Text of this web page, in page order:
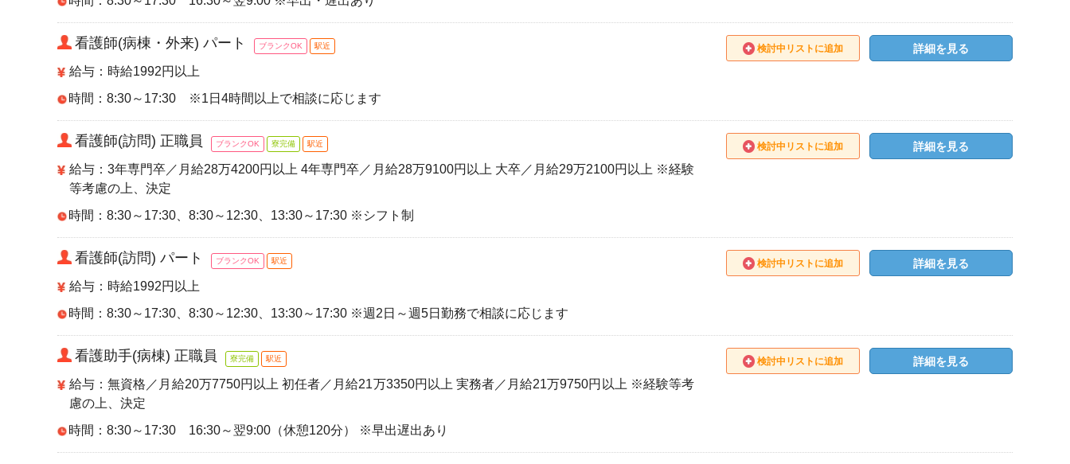
看護師(病棟・外来) パート ブランクOK 駅近
給与：時給1992円以上
時間：8:30～17:30 ※1日4時間以上で相談に応じます
検討中リストに追加 詳細を見る
看護師(訪問) 正職員 ブランクOK 寮完備 駅近
給与：3年専門卒／月給28万4200円以上 4年専門卒／月給28万9100円以上 大卒／月給29万2100円以上 ※経験
等考慮の上、決定
時間：8:30～17:30、8:30～12:30、13:30～17:30 ※シフト制
検討中リストに追加 詳細を見る
看護師(訪問) パート ブランクOK 駅近
給与：時給1992円以上
時間：8:30～17:30、8:30～12:30、13:30～17:30 ※週2日～週5日勤務で相談に応じます
検討中リストに追加 詳細を見る
看護助手(病棟) 正職員 寮完備 駅近
給与：無資格／月給20万7750円以上 初任者／月給21万3350円以上 実務者／月給21万9750円以上 ※経験等考
慮の上、決定
時間：8:30～17:30 16:30～翌9:00（休憩120分） ※早出遅出あり
検討中リストに追加 詳細を見る